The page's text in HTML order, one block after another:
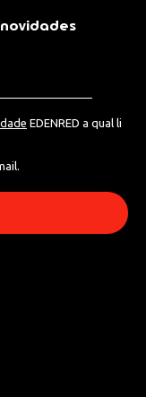
EDENRED a qual li